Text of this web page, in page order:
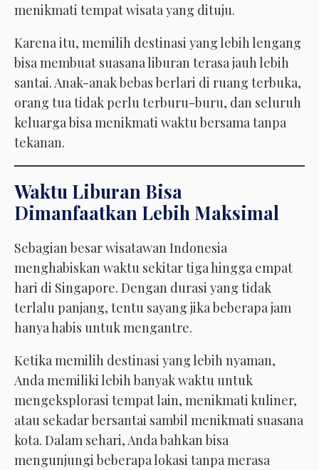
menikmati tempat wisata yang dituju.
Karena itu, memilih destinasi yang lebih lengang
bisa membuat suasana liburan terasa jauh lebih
santai. Anak-anak bebas berlari di ruang terbuka,
orang tua tidak perlu terburu-buru, dan seluruh
keluarga bisa menikmati waktu bersama tanpa
tekanan.
Waktu Liburan Bisa
Dimanfaatkan Lebih Maksimal
Sebagian besar wisatawan Indonesia
menghabiskan waktu sekitar tiga hingga empat
hari di Singapore. Dengan durasi yang tidak
terlalu panjang, tentu sayang jika beberapa jam
hanya habis untuk mengantre.
Ketika memilih destinasi yang lebih nyaman,
Anda memiliki lebih banyak waktu untuk
mengeksplorasi tempat lain, menikmati kuliner,
atau sekadar bersantai sambil menikmati suasana
kota. Dalam sehari, Anda bahkan bisa
mengunjungi beberapa lokasi tanpa merasa